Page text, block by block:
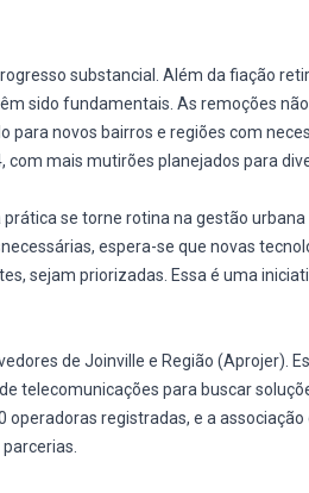
substancial. Além da fiação
sido fundamentais. As remoções
para novos bairros e regiões com
mais mutirões planejados para
se torne rotina na gestão urbana
espera-se que novas
sejam priorizadas. Essa é uma
de Joinville e Região (Aprojer).
telecomunicações para buscar
registradas, e a